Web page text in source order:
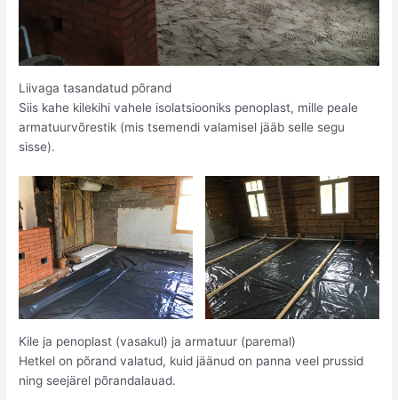
Liivaga tasandatud põrand
Siis kahe kilekihi vahele isolatsiooniks penoplast, mille peale
armatuurvõrestik (mis tsemendi valamisel jääb selle segu
sisse).
Kile ja penoplast (vasakul) ja armatuur (paremal)
Hetkel on põrand valatud, kuid jäänud on panna veel prussid
ning seejärel põrandalauad.